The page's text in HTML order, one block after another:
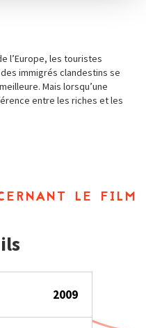
l’Europe, les touristes
immigrés clandestins se
Mais lorsqu’une
entre les riches et les
le film
2009